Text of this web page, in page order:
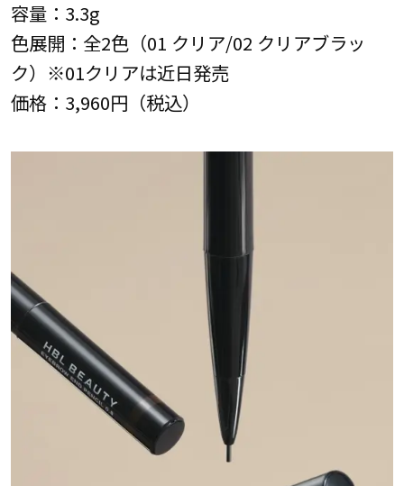
容量：3.3g
色展開：全2色（01 クリア/02 クリアブラッ
ク）※01クリアは近日発売
価格：3,960円（税込）